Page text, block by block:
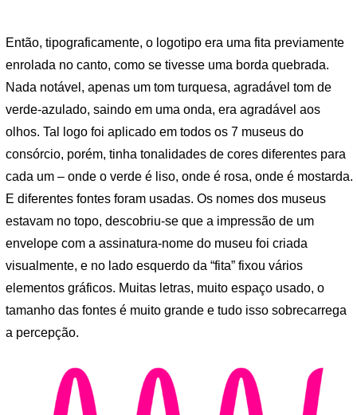
Então, tipograficamente, o logotipo era uma fita previamente
enrolada no canto, como se tivesse uma borda quebrada.
Nada notável, apenas um tom turquesa, agradável tom de
verde-azulado, saindo em uma onda, era agradável aos
olhos. Tal logo foi aplicado em todos os 7 museus do
consórcio, porém, tinha tonalidades de cores diferentes para
cada um – onde o verde é liso, onde é rosa, onde é mostarda.
E diferentes fontes foram usadas. Os nomes dos museus
estavam no topo, descobriu-se que a impressão de um
envelope com a assinatura-nome do museu foi criada
visualmente, e no lado esquerdo da “fita” fixou vários
elementos gráficos. Muitas letras, muito espaço usado, o
tamanho das fontes é muito grande e tudo isso sobrecarrega
a percepção.